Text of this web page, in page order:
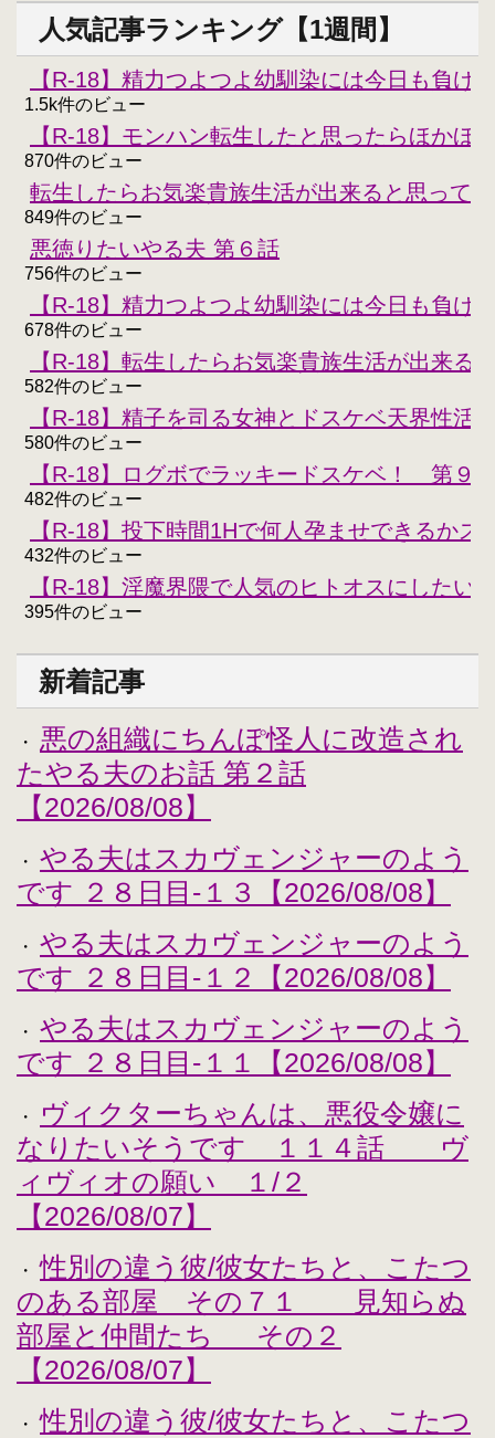
人気記事ランキング【1週間】
【R-18】精力つよつよ幼馴染には今日も負け
1.5k件のビュー
【R-18】モンハン転生したと思ったらほかほ
870件のビュー
転生したらお気楽貴族生活が出来ると思って
849件のビュー
悪徳りたいやる夫 第６話
756件のビュー
【R-18】精力つよつよ幼馴染には今日も負け
678件のビュー
【R-18】転生したらお気楽貴族生活が出来
582件のビュー
【R-18】精子を司る女神とドスケベ天界性活
580件のビュー
【R-18】ログボでラッキードスケベ！ 第９
482件のビュー
【R-18】投下時間1Hで何人孕ませできるか
432件のビュー
【R-18】淫魔界隈で人気のヒトオスにしたい
395件のビュー
新着記事
・
悪の組織にちんぽ怪人に改造され
たやる夫のお話 第２話
【2026/08/08】
・
やる夫はスカヴェンジャーのよう
です ２８日目-１３【2026/08/08】
・
やる夫はスカヴェンジャーのよう
です ２８日目-１２【2026/08/08】
・
やる夫はスカヴェンジャーのよう
です ２８日目-１１【2026/08/08】
・
ヴィクターちゃんは、悪役令嬢に
なりたいそうです １１４話 ヴ
ィヴィオの願い １/２
【2026/08/07】
・
性別の違う彼/彼女たちと、こたつ
のある部屋 その７１ 見知らぬ
部屋と仲間たち その２
【2026/08/07】
・
性別の違う彼/彼女たちと、こたつ